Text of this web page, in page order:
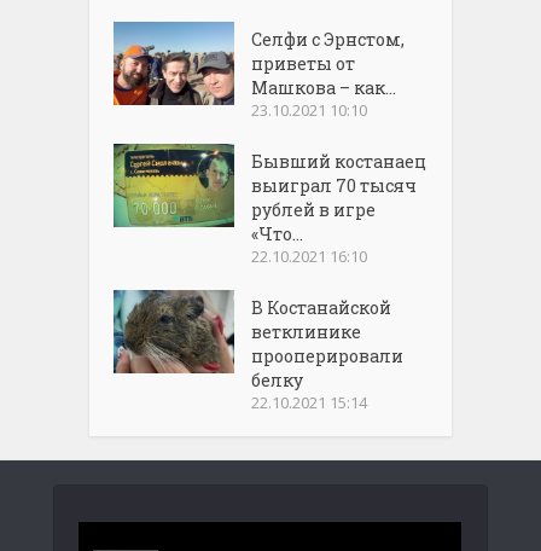
Селфи с Эрнстом,
приветы от
Машкова – как...
23.10.2021 10:10
Бывший костанаец
выиграл 70 тысяч
рублей в игре
«Что...
22.10.2021 16:10
В Костанайской
ветклинике
прооперировали
белку
22.10.2021 15:14